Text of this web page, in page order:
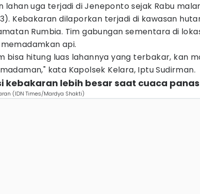
lahan uga terjadi di Jeneponto sejak Rabu
Kebakaran dilaporkan terjadi di kawasan
Rumbia. Tim gabungan sementara di
api.
bisa hitung luas lahannya yang terbakar, kan
kata Kapolsek Kelara, Iptu Sudirman.
kebakaran lebih besar saat cuaca panas
(IDN Times/Mardya Shakti)